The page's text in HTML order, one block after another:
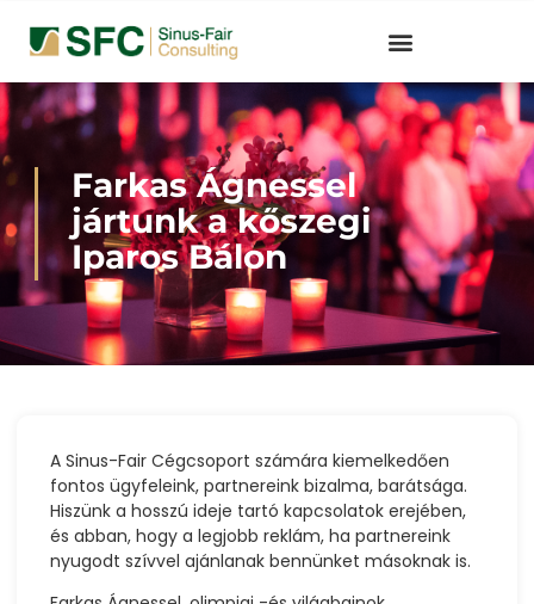
Farkas Ágnessel
jártunk a kőszegi
Iparos Bálon
A Sinus-Fair Cégcsoport számára kiemelkedően
fontos ügyfeleink, partnereink bizalma, barátsága.
Hiszünk a hosszú ideje tartó kapcsolatok erejében,
és abban, hogy a legjobb reklám, ha partnereink
nyugodt szívvel ajánlanak bennünket másoknak is.